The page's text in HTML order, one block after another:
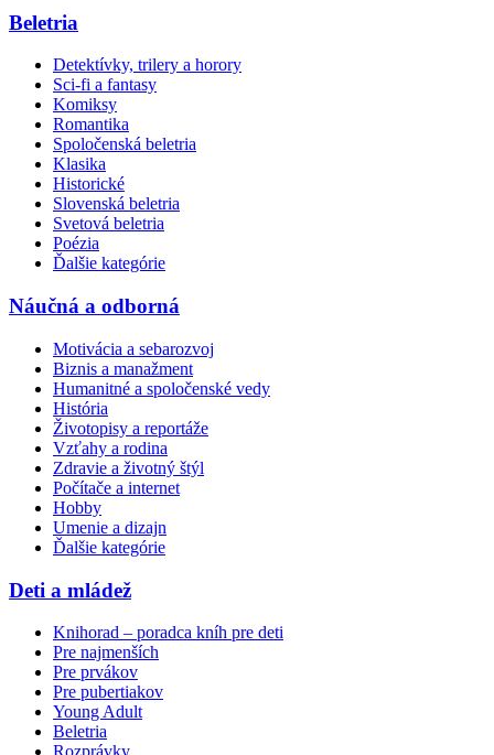
Beletria
Detektívky, trilery a horory
Sci-fi a fantasy
Komiksy
Romantika
Spoločenská beletria
Klasika
Historické
Slovenská beletria
Svetová beletria
Poézia
Ďalšie kategórie
Náučná a odborná
Motivácia a sebarozvoj
Biznis a manažment
Humanitné a spoločenské vedy
História
Životopisy a reportáže
Vzťahy a rodina
Zdravie a životný štýl
Počítače a internet
Hobby
Umenie a dizajn
Ďalšie kategórie
Deti a mládež
Knihorad – poradca kníh pre deti
Pre najmenších
Pre prvákov
Pre pubertiakov
Young Adult
Beletria